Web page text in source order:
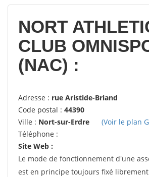
14358votes
NORT
CLUB
(NAC) :
Adresse : rue Aristide-Briand
Code postal : 44390
Ville : Nort-sur-Erdre
(Voir le plan
Téléphone :
Site Web :
Le mode de fonctionnement d'une
est en principe toujours fixé